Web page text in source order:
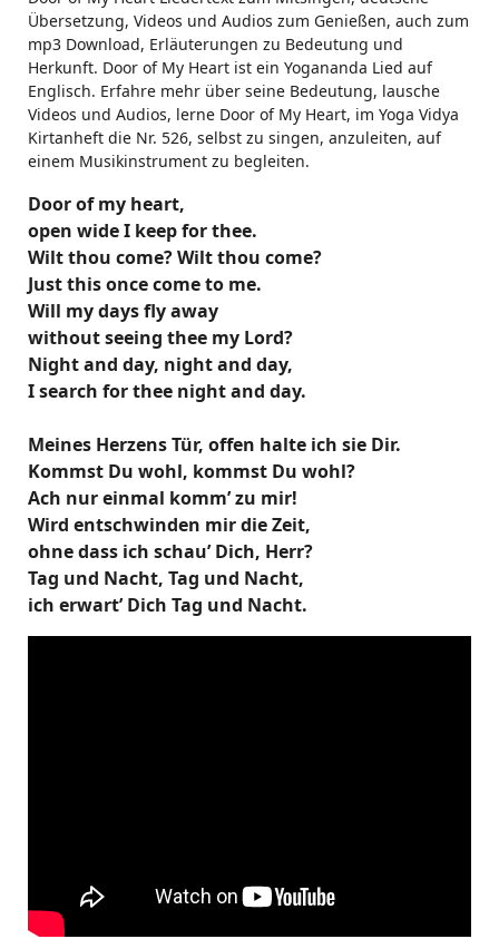
Übersetzung, Videos und Audios zum Genießen, auch zum
mp3 Download, Erläuterungen zu Bedeutung und
Herkunft. Door of My Heart ist ein Yogananda Lied auf
Englisch. Erfahre mehr über seine Bedeutung, lausche
Videos und Audios, lerne Door of My Heart, im Yoga Vidya
Kirtanheft die Nr. 526, selbst zu singen, anzuleiten, auf
einem Musikinstrument zu begleiten.
Door of my heart,
open wide I keep for thee.
Wilt thou come? Wilt thou come?
Just this once come to me.
Will my days fly away
without seeing thee my Lord?
Night and day, night and day,
I search for thee night and day.
Meines Herzens Tür, offen halte ich sie Dir.
Kommst Du wohl, kommst Du wohl?
Ach nur einmal komm’ zu mir!
Wird entschwinden mir die Zeit,
ohne dass ich schau’ Dich, Herr?
Tag und Nacht, Tag und Nacht,
ich erwart’ Dich Tag und Nacht.